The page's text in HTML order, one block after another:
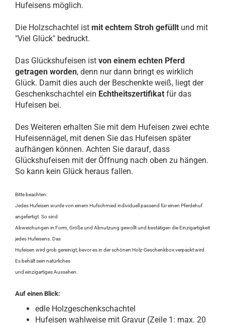
Hufeisens möglich.
Die Holzschachtel ist mit echtem Stroh gefüllt und mit
"Viel Glück" bedruckt.
Das Glückshufeisen ist von einem echten Pferd
getragen worden, denn nur dann bringt es wirklich
Glück. Damit dies auch der Beschenkte weiß, liegt der
Geschenkschachtel ein Echtheitszertifikat für das
Hufeisen bei.
Des Weiteren erhalten Sie mit dem Hufeisen zwei echte
Hufeisennägel, mit denen Sie das Hufeisen später
aufhängen können. Achten Sie darauf, dass
Glückshufeisen mit der Öffnung nach oben zu hängen.
So kann kein Glück heraus fallen.
Bitte beachten:
Jedes Hufeisen wurde von einem Hufschmied individuell passend für einen Pferdehuf
angefertigt. So sind
Abweichungen in Form, Größe und Abnutzung gewollt und bestätigen die Einzigartigkeit
jedes Hufeisens. Das
Hufeisen wird grob gereinigt, bevor es in der schönen Holz-Geschenkbox verpackt wird.
Es behält sein natürliches
und einzigartiges Aussehen.
Auf einen Blick:
edle Holzgeschenkschachtel
Hufeisen wahlweise mit Gravur (Zeile 1: max. 20